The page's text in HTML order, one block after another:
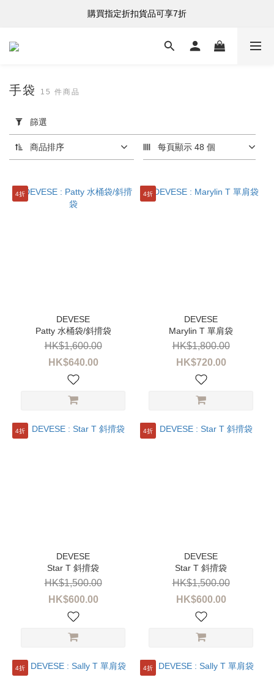
購買指定折扣貨品可享7折
購買指定折扣貨品可享7折
港台澳 全單滿HK$500 即享免運費
用
篩
選
(0/20)
分
裝
(15)
手袋 15 件商品
篩選
商品排序 每頁顯示 48 個
4折
Patty 水桶袋/斜揹袋
HK$640.00
HK$1,600.00
4折
Marylin T 單肩袋
HK$720.00
HK$1,800.00
4折
Star T 斜揹袋
HK$600.00
HK$1,500.00
4折
Star T 斜揹袋
HK$600.00
HK$1,500.00
4折 4折